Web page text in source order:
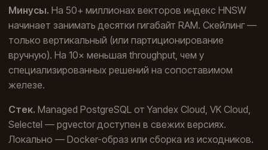
Минусы. На 50+ миллионах векторов индекс HNSW
начинает занимать десятки гигабайт RAM. Скейлинг —
только вертикальный (или партиционирование
вручную). На 10× меньшая throughput, чем у
специализированных решений на сопоставимом
железе.
Стек. Managed PostgreSQL от Yandex Cloud, VK Cloud,
Selectel — pgvector доступен в свежих версиях.
Локально — Docker-образ или сборка из исходников.